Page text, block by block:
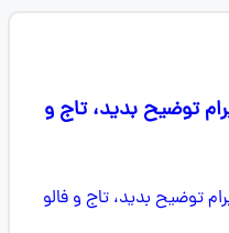
توضیح بدید، تاج و